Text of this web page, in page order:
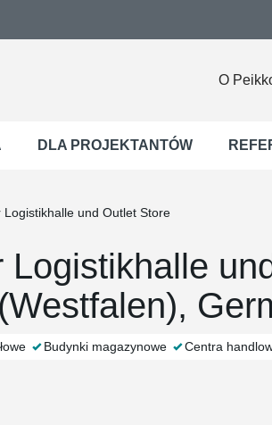
O
DLA PROJEKTANTÓW
Logistikhalle und Outlet Store
Logistikhalle
Budynki magazynowe Centra